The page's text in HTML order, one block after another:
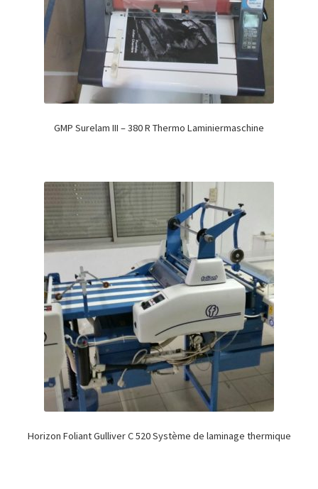
GMP Surelam III – 380 R Thermo Laminiermaschine
Horizon Foliant Gulliver C 520 Système de laminage thermique